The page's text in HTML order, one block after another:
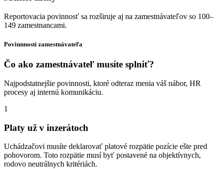
Reportovacia povinnosť sa rozširuje aj na zamestnávateľov so 100–
149 zamestnancami.
Povinnnosti zamestnávateľa
Čo ako zamestnávateľ musíte splniť?
Najpodstatnejšie povinnosti, ktoré odteraz menia váš nábor, HR
procesy aj internú komunikáciu.
1
Platy už v inzerátoch
Uchádzačovi musíte deklarovať platové rozpätie pozície ešte pred
pohovorom. Toto rozpätie musí byť postavené na objektívnych,
rodovo neutrálnych kritériách.